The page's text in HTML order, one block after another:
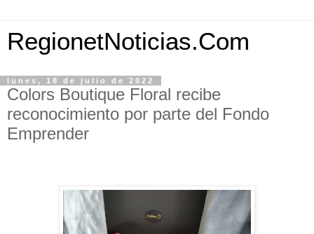
RegionetNoticias.Com
lunes, 18 de julio de 2022
Colors Boutique Floral recibe
reconocimiento por parte del Fondo
Emprender